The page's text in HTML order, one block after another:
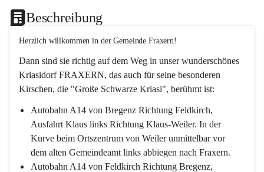
Beschreibung
Herzlich willkommen in der Gemeinde Fraxern!
Dann sind sie richtig auf dem Weg in unser wunderschönes
Kriasidorf FRAXERN, das auch für seine besonderen
Kirschen, die "Große Schwarze Kriasi", berühmt ist:
Autobahn A14 von Bregenz Richtung Feldkirch,
Ausfahrt Klaus links Richtung Klaus-Weiler. In der
Kurve beim Ortszentrum von Weiler unmittelbar vor
dem alten Gemeindeamt links abbiegen nach Fraxern.
Autobahn A14 von Feldkirch Richtung Bregenz,